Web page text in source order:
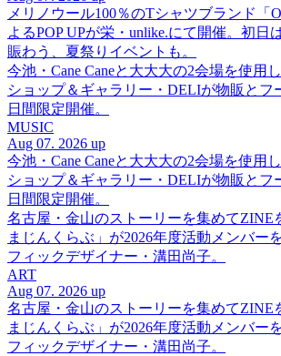
メリノウール100％のTシャツブランド「
よるPOP UPが栄・unlike.にて開催。初日
賑わう、夏祭りイベントも。
今池・Cane Caneと大大大の2会場を使用
ショップ＆ギャラリー・DELIが物販とフ
日間限定開催。
MUSIC
Aug 07. 2026 up
今池・Cane Caneと大大大の2会場を使用
ショップ＆ギャラリー・DELIが物販とフ
日間限定開催。
名古屋・金山のストーリーを集めてZINE
まじんくらぶ」が2026年度活動メンバー
フィックデザイナー・溝田尚子。
ART
Aug 07. 2026 up
名古屋・金山のストーリーを集めてZINE
まじんくらぶ」が2026年度活動メンバー
フィックデザイナー・溝田尚子。